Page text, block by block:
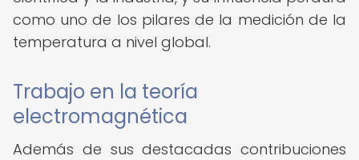
como uno de los pilares de la medición de la
temperatura a nivel global.
Trabajo en la teoría
electromagnética
Además de sus destacadas contribuciones